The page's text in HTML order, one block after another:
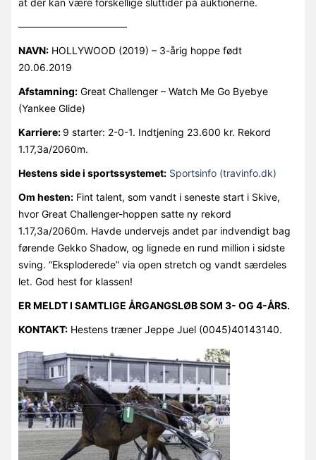
at der kan være forskellige sluttider på auktionerne.
———————————
NAVN:HOLLYWOOD (2019) – 3-årig hoppe født
20.06.2019
Afstamning:Great Challenger – Watch Me Go Byebye
(Yankee Glide)
Karriere: 9 starter: 2-0-1. Indtjening 23.600 kr. Rekord
1.17,3a/2060m.
Hestens side i sportssystemet: Sportsinfo (travinfo.dk)
Om hesten:Fint talent, som vandt i seneste start i Skive,
hvor Great Challenger-hoppen satte ny rekord
1.17,3a/2060m. Havde undervejs andet par indvendigt bag
førende Gekko Shadow, og lignede en rund million i sidste
sving. “Eksploderede” via open stretch og vandt særdeles
let. God hest for klassen!
ER MELDT I SAMTLIGE ÅRGANGSLØB SOM 3- OG 4-ÅRS.
KONTAKT:Hestens træner Jeppe Juel (0045)40143140.